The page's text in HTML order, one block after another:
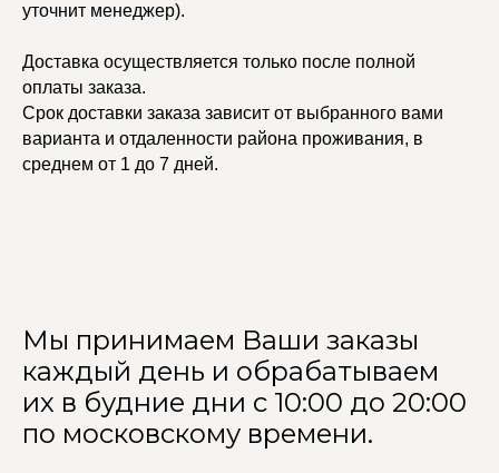
уточнит менеджер).
Доставка осуществляется только после полной
оплаты заказа.
Срок доставки заказа зависит от выбранного вами
варианта и отдаленности района проживания, в
среднем от 1 до 7 дней.
Мы принимаем Ваши заказы
каждый день и обрабатываем
их в будние дни с 10:00 до 20:00
по московскому времени.